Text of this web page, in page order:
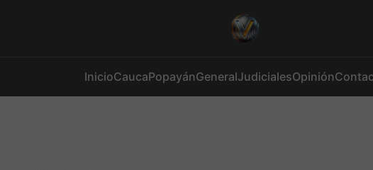
InicioCaucaPopayánGeneralJudicialesOpinión